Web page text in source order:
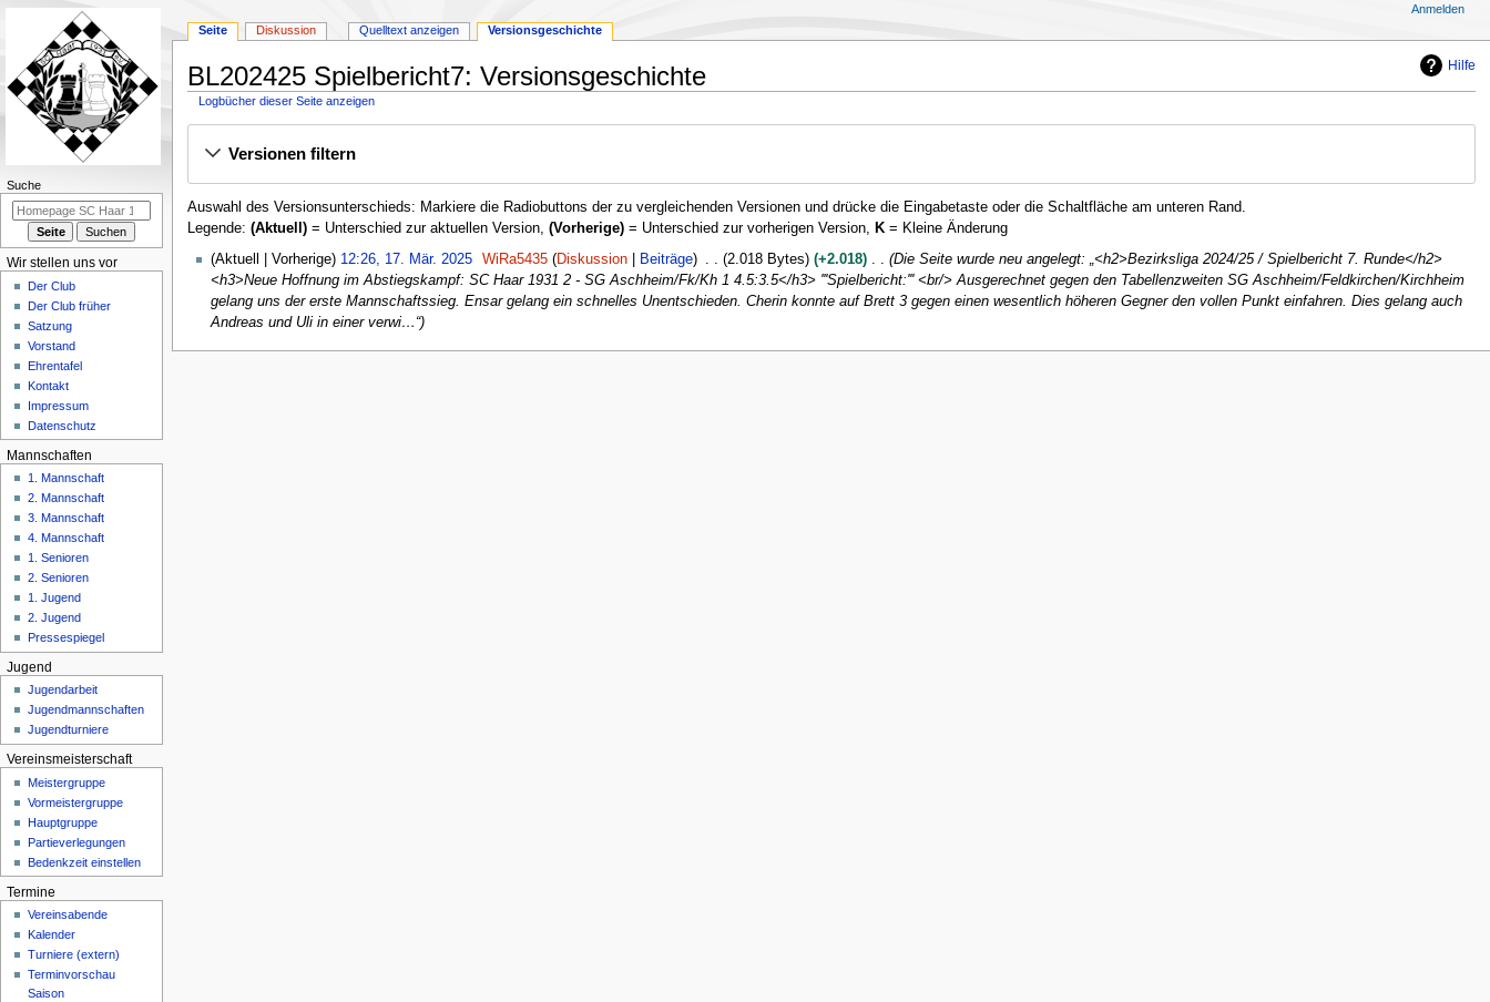
Hilfe
BL202425 Spielbericht7: Versionsgeschichte
Logbücher dieser Seite anzeigen
Navigation
Suche Versionen filtern
Auswahl des Versionsunterschieds: Markiere die Radiobuttons der zu vergleichenden Versionen und drücke die Eingabetaste oder die Schaltfläche am unteren Rand.
Legende: (Aktuell)= Unterschied zur aktuellen Version, (Vorherige)= Unterschied zur vorherigen Version, K= Kleine Änderung
Aktuell Vorherige 12:26, 17. Mär. 2025 WiRa5435 Diskussion Beiträge 2.018 Bytes +2.018
Die Seite wurde neu angelegt: „<h2>Bezirksliga 2024/25 / Spielbericht 7. Runde</h2>
<h3>Neue Hoffnung im Abstiegskampf: SC Haar 1931 2 - SG Aschheim/Fk/Kh 1 4.5:3.5</h3> '''Spielbericht:''' <br/> Ausgerechnet gegen den Tabellenzweiten SG Aschheim/Feldkirchen/Kirchheim
gelang uns der erste Mannschaftssieg. Ensar gelang ein schnelles Unentschieden. Cherin konnte auf Brett 3 gegen einen wesentlich höheren Gegner den vollen Punkt einfahren. Dies gelang auch
Andreas und Uli in einer verwi…“
N
m
Seite Diskussion Quelltext anzeigen Versionsgeschichte
Anmelden
Suche
Wir stellen uns vor
Der Club
Der Club früher
Satzung
Vorstand
Ehrentafel
Kontakt
Impressum
Datenschutz
Mannschaften
1. Mannschaft
2. Mannschaft
3. Mannschaft
4. Mannschaft
1. Senioren
2. Senioren
1. Jugend
2. Jugend
Pressespiegel
Jugend
Jugendarbeit
Jugendmannschaften
Jugendturniere
Vereinsmeisterschaft
Meistergruppe
Vormeistergruppe
Hauptgruppe
Partieverlegungen
Bedenkzeit einstellen
Termine
Vereinsabende
Kalender
Turniere (extern)
Terminvorschau
Saison